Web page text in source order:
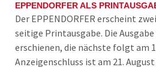
EPPENDORFER ALS
Der EPPENDORFER erscheint
seitige Printausgabe. Die
erschienen, die nächste folgt am
Anzeigenschluss ist am 21.